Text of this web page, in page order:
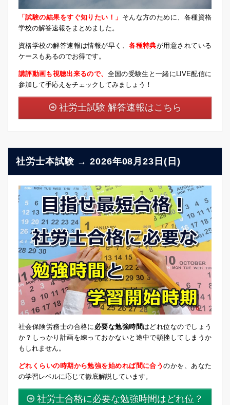
「試験の結果をすぐ知りたい！」 そんな方のために、各種資格
学校の解答速報をまとめました。
資格学校の解答速報は情報が早く、各種特典が用意されている
ケースもあるのでお得です。
講評動画も視聴出来るので、 全国の受験生と一緒にLIVE配信に
参加して手応えをチェックしてみましょう！
社労士試験 解答速報はこちら
社労士本試験 → 2026年08月23日(日)
社会保険労務士の合格に 必要な勉強時間はどれ位なのでしょう
か？しっかり計画を練っておかないと途中で頓挫してしまうか
もしれません。
どれくらいの時期から勉強を始めれば間に合うのかを、あなた
の学習レベルに応じて徹底解説しています。
社労士合格に必要な勉強時間はどれ位？